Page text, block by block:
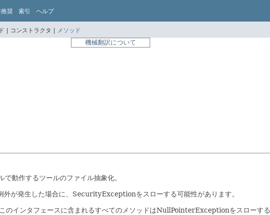
奨 索引 ヘルプ
| コンストラクタ | メソッド
機械翻訳について
動作するツールのファイル抽象化。
外が発生した場合に、SecurityExceptionをスローする可能性があります。
のインタフェースに含まれるすべてのメソッドはNullPointerExceptionをスローする